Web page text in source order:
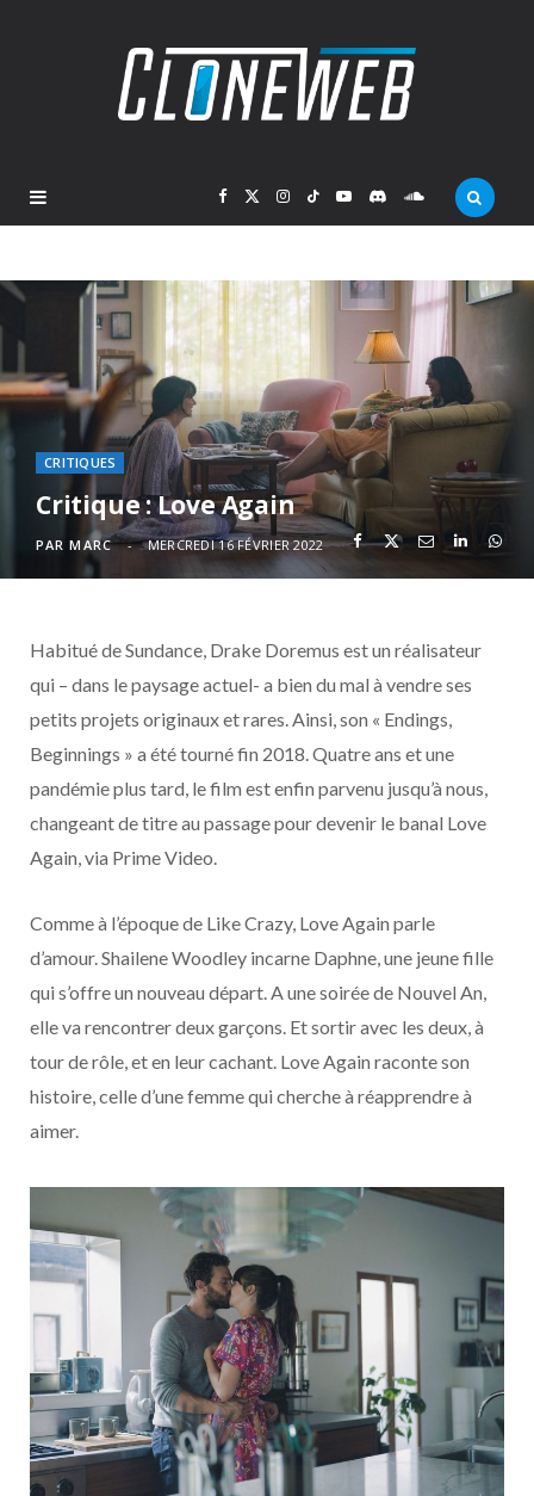
F
c
b
o
o
T
i
t
t
r
I
a
g
r
m
T
k
Y
u
T
u
b
e
s
c
o
r
d
S
u
n
d
C
l
u
CRITIQUES
Critique : Love Again
PAR MARC MERCREDI 16 FÉVRIER 2022
Habitué de Sundance, Drake Doremus est un réalisateur
qui – dans le paysage actuel- a bien du mal à vendre ses
petits projets originaux et rares. Ainsi, son « Endings,
Beginnings » a été tourné fin 2018. Quatre ans et une
pandémie plus tard, le film est enfin parvenu jusqu’à nous,
changeant de titre au passage pour devenir le banal Love
Again, via Prime Video.
Comme à l’époque de Like Crazy, Love Again parle
d’amour. Shailene Woodley incarne Daphne, une jeune fille
qui s’offre un nouveau départ. A une soirée de Nouvel An,
elle va rencontrer deux garçons. Et sortir avec les deux, à
tour de rôle, et en leur cachant. Love Again raconte son
histoire, celle d’une femme qui cherche à réapprendre à
aimer.